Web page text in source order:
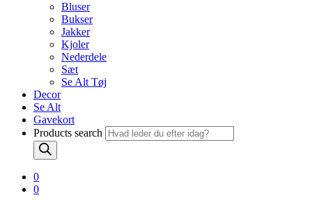
Bluser
Bukser
Jakker
Kjoler
Nederdele
Sæt
Se Alt Tøj
Decor
Se Alt
Gavekort
Products search
0
0